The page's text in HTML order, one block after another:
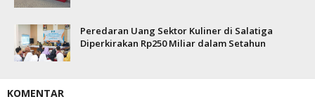
Peredaran Uang Sektor Kuliner di Salatiga
Diperkirakan Rp250 Miliar dalam Setahun
KOMENTAR